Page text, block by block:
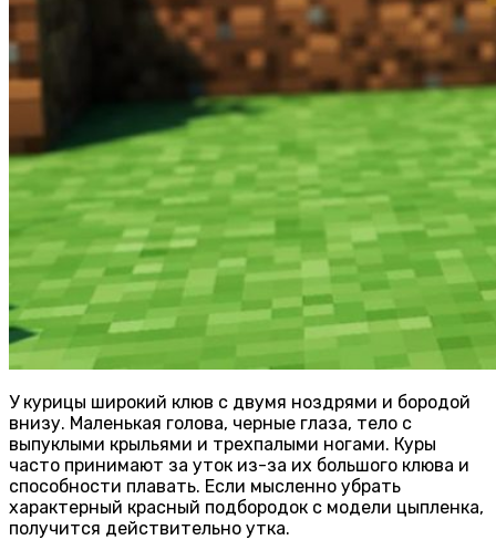
У курицы широкий клюв с двумя ноздрями и бородой
внизу. Маленькая голова, черные глаза, тело с
выпуклыми крыльями и трехпалыми ногами. Куры
часто принимают за уток из-за их большого клюва и
способности плавать. Если мысленно убрать
характерный красный подбородок с модели цыпленка,
получится действительно утка.